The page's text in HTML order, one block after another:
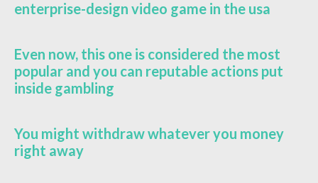
enterprise-design video game in the usa
Even now, this one is considered the most
popular and you can reputable actions put
inside gambling
You might withdraw whatever you money
right away